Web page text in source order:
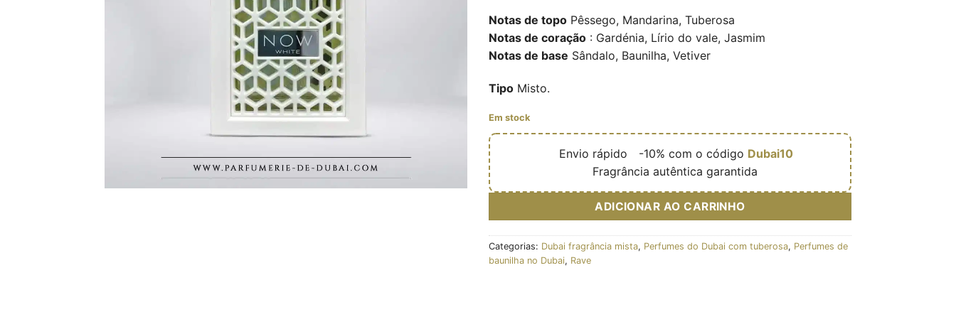
Notas de topo Pêssego, Mandarina, Tuberosa
Notas de coração : Gardénia, Lírio do vale, Jasmim
Notas de base Sândalo, Baunilha, Vetiver
Tipo Misto.
Em stock
Envio rápido -10% com o código Dubai10
Fragrância autêntica garantida
ADICIONAR AO CARRINHO
Categorias: Dubai fragrância mista, Perfumes do Dubai com tuberosa, Perfumes de
baunilha no Dubai, Rave